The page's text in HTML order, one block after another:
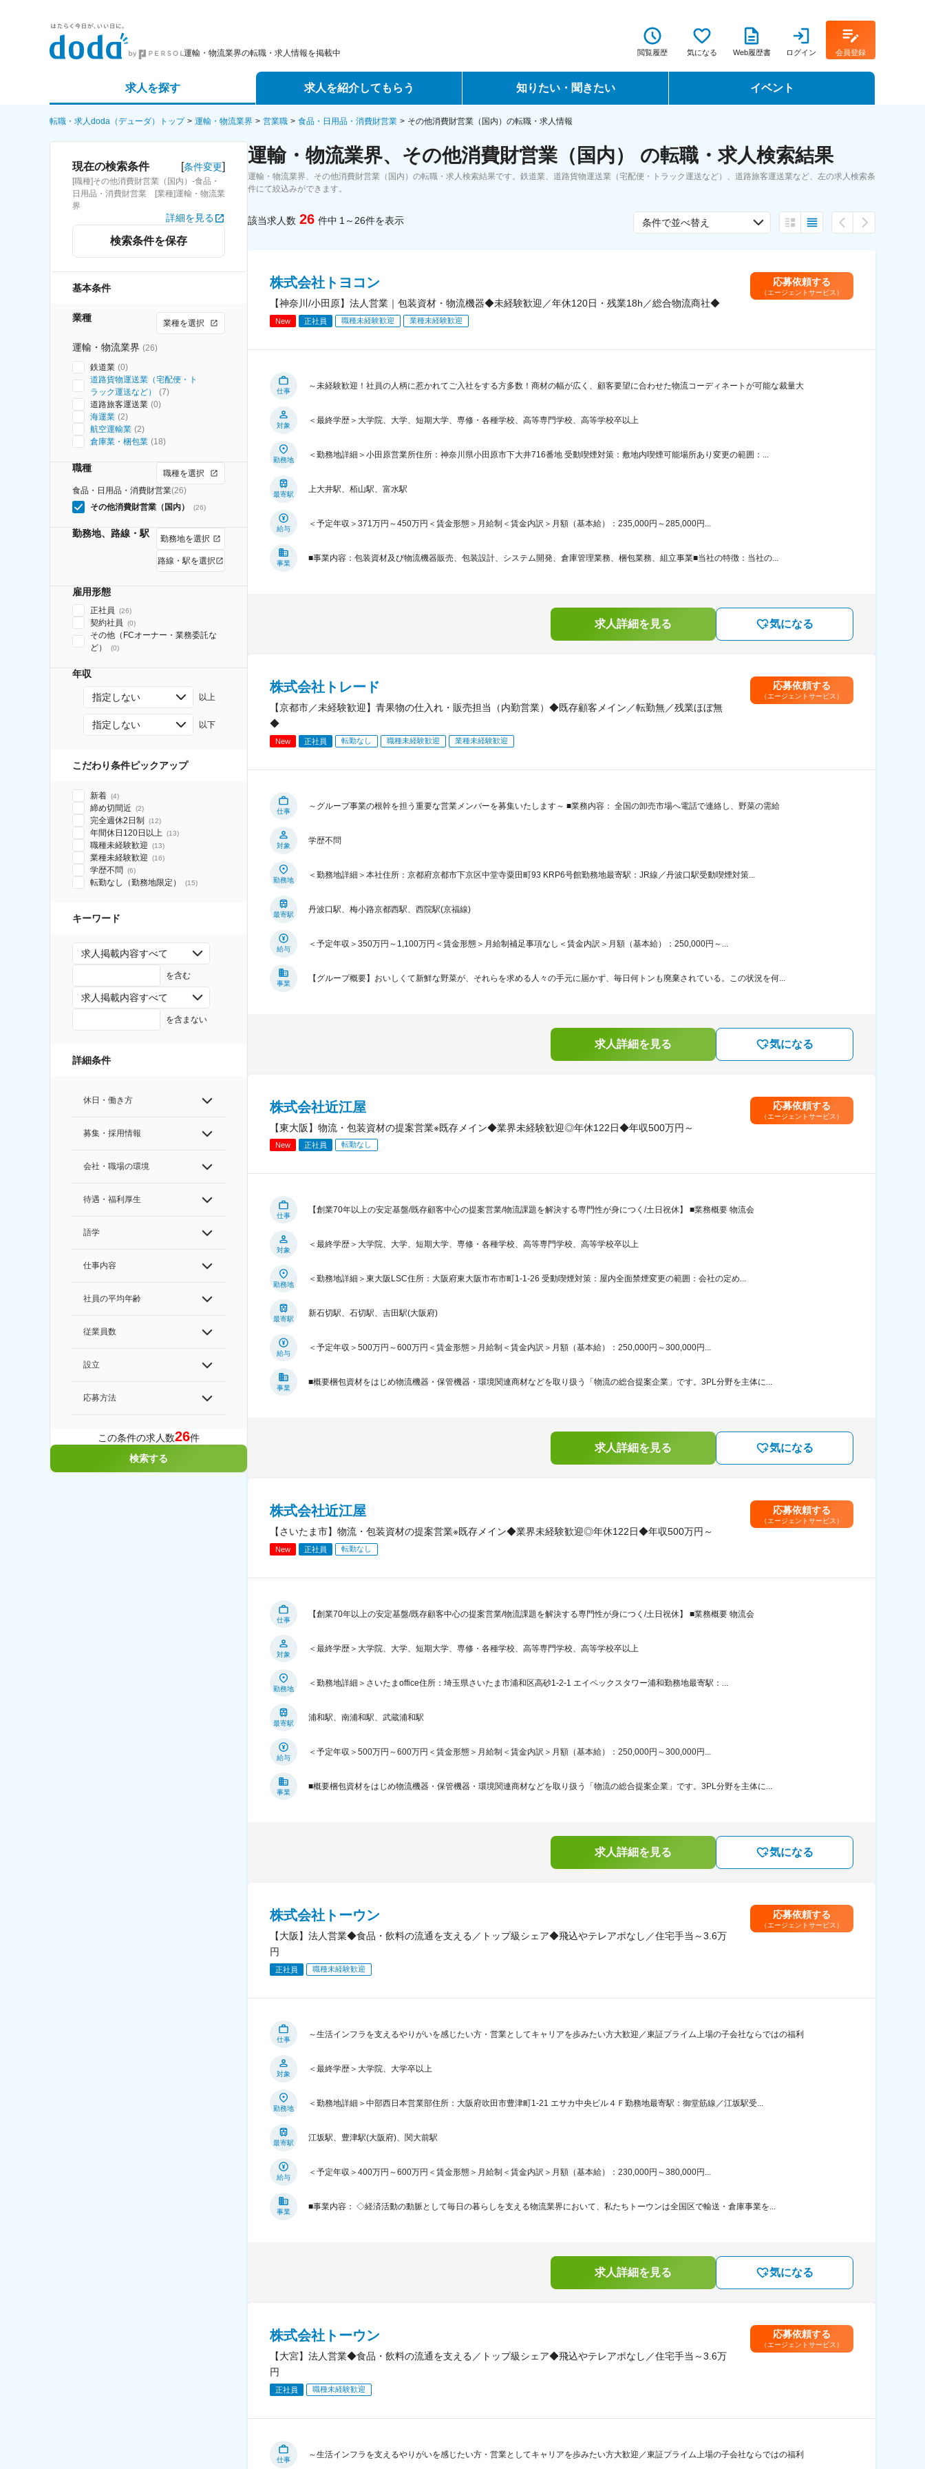
運輸・物流業界の転職・求人情報を掲載中 閲覧履歴 気になる Web履歴書 ログイン 会員登録
求人を探す
詳細条件から探す
求人特集から探す
求人を紹介してもらう
エージェントサービス
スカウトサービス
パートナーエージェントサービス
知りたい・聞きたい
転職ノウハウ
データで見る転職
イベント
転職フェア
転職・求人doda（デューダ）トップ 運輸・物流業界 営業職 食品・日用品・消費財営業 その他消費財営業（国内）の転職・求人情報
現在の検索条件 [条件変更]
[職種]その他消費財営業（国内）-食品・
日用品・消費財営業 [業種]運輸・物流業
界
詳細を見る
検索条件を保存
基本条件
業種 業種を選択
運輸・物流業界 (26)
鉄道業 (0)
道路貨物運送業（宅配便・ト
ラック運送など）
(7)
道路旅客運送業 (0)
海運業 (2)
航空運輸業 (2)
倉庫業・梱包業 (18)
職種
職種を選択
食品・日用品・消費財営業(26)
その他消費財営業（国内）
(26)
勤務地、路線・駅 勤務地を選択
路線・駅を選択
雇用形態
正社員 (26)
契約社員 (0)
その他（FCオーナー・業務委託な
ど）
(0)
年収
指定しない 以上
指定しない 以下
こだわり条件ピックアップ
新着 (4)
締め切間近 (2)
完全週休2日制 (12)
年間休日120日以上 (13)
職種未経験歓迎 (13)
業種未経験歓迎 (16)
学歴不問 (6)
転勤なし（勤務地限定） (15)
キーワード
求人掲載内容すべて
を含む
求人掲載内容すべて
を含まない
詳細条件
休日・働き方
募集・採用情報
会社・職場の環境
待遇・福利厚生
語学
仕事内容
社員の平均年齢
従業員数
設立
応募方法
この条件の求人数26件
検索する
運輸・物流業界、その他消費財営業（国内） の転職・求人検索結果
運輸・物流業界、その他消費財営業（国内）の転職・求人検索結果です。鉄道業、道路貨物運送業（宅配便・トラック運送など）、道路旅客運送業など、左の求人検索条
件にて絞込みができます。
該当求人数 26 件中 1～26件を表示 条件で並べ替え
株式会社トヨコン
【神奈川/小田原】法人営業｜包装資材・物流機器◆未経験歓迎／年休120日・残業18h／総合物流商社◆
New 正社員 職種未経験歓迎 業種未経験歓迎
応募依頼する
（エージェントサービス）
仕事
～未経験歓迎！社員の人柄に惹かれてご入社をする方多数！商材の幅が広く、顧客要望に合わせた物流コーディネートが可能な裁量大
対象
＜最終学歴＞大学院、大学、短期大学、専修・各種学校、高等専門学校、高等学校卒以上
勤務地
＜勤務地詳細＞小田原営業所住所：神奈川県小田原市下大井716番地 受動喫煙対策：敷地内喫煙可能場所あり変更の範囲：...
最寄駅
上大井駅、栢山駅、富水駅
給与
＜予定年収＞371万円～450万円＜賃金形態＞月給制＜賃金内訳＞月額（基本給）：235,000円～285,000円...
事業
■事業内容：包装資材及び物流機器販売、包装設計、システム開発、倉庫管理業務、梱包業務、組立事業■当社の特徴：当社の...
求人詳細を見る 気になる
株式会社トレード
【京都市／未経験歓迎】青果物の仕入れ・販売担当（内勤営業）◆既存顧客メイン／転勤無／残業ほぼ無
◆
New 正社員 転勤なし 職種未経験歓迎 業種未経験歓迎
応募依頼する
（エージェントサービス）
仕事
～グループ事業の根幹を担う重要な営業メンバーを募集いたします～ ■業務内容： 全国の卸売市場へ電話で連絡し、野菜の需給
対象
学歴不問
勤務地
＜勤務地詳細＞本社住所：京都府京都市下京区中堂寺粟田町93 KRP6号館勤務地最寄駅：JR線／丹波口駅受動喫煙対策...
最寄駅
丹波口駅、梅小路京都西駅、西院駅(京福線)
給与
＜予定年収＞350万円～1,100万円＜賃金形態＞月給制補足事項なし＜賃金内訳＞月額（基本給）：250,000円～...
事業
【グループ概要】おいしくて新鮮な野菜が、それらを求める人々の手元に届かず、毎日何トンも廃棄されている。この状況を何...
求人詳細を見る 気になる
株式会社近江屋
【東大阪】物流・包装資材の提案営業※既存メイン◆業界未経験歓迎◎年休122日◆年収500万円～
New 正社員 転勤なし
応募依頼する
（エージェントサービス）
仕事
【創業70年以上の安定基盤/既存顧客中心の提案営業/物流課題を解決する専門性が身につく/土日祝休】 ■業務概要 物流会
対象
＜最終学歴＞大学院、大学、短期大学、専修・各種学校、高等専門学校、高等学校卒以上
勤務地
＜勤務地詳細＞東大阪LSC住所：大阪府東大阪市布市町1-1-26 受動喫煙対策：屋内全面禁煙変更の範囲：会社の定め...
最寄駅
新石切駅、石切駅、吉田駅(大阪府)
給与
＜予定年収＞500万円～600万円＜賃金形態＞月給制＜賃金内訳＞月額（基本給）：250,000円～300,000円...
事業
■概要梱包資材をはじめ物流機器・保管機器・環境関連商材などを取り扱う「物流の総合提案企業」です。3PL分野を主体に...
求人詳細を見る 気になる
株式会社近江屋
【さいたま市】物流・包装資材の提案営業※既存メイン◆業界未経験歓迎◎年休122日◆年収500万円～
New 正社員 転勤なし
応募依頼する
（エージェントサービス）
仕事
【創業70年以上の安定基盤/既存顧客中心の提案営業/物流課題を解決する専門性が身につく/土日祝休】 ■業務概要 物流会
対象
＜最終学歴＞大学院、大学、短期大学、専修・各種学校、高等専門学校、高等学校卒以上
勤務地
＜勤務地詳細＞さいたまoffice住所：埼玉県さいたま市浦和区高砂1-2-1 エイペックスタワー浦和勤務地最寄駅：...
最寄駅
浦和駅、南浦和駅、武蔵浦和駅
給与
＜予定年収＞500万円～600万円＜賃金形態＞月給制＜賃金内訳＞月額（基本給）：250,000円～300,000円...
事業
■概要梱包資材をはじめ物流機器・保管機器・環境関連商材などを取り扱う「物流の総合提案企業」です。3PL分野を主体に...
求人詳細を見る 気になる
株式会社トーウン
【大阪】法人営業◆食品・飲料の流通を支える／トップ級シェア◆飛込やテレアポなし／住宅手当～3.6万
円
正社員 職種未経験歓迎
応募依頼する
（エージェントサービス）
仕事
～生活インフラを支えるやりがいを感じたい方・営業としてキャリアを歩みたい方大歓迎／東証プライム上場の子会社ならではの福利
対象
＜最終学歴＞大学院、大学卒以上
勤務地
＜勤務地詳細＞中部西日本営業部住所：大阪府吹田市豊津町1-21 エサカ中央ビル４Ｆ勤務地最寄駅：御堂筋線／江坂駅受...
最寄駅
江坂駅、豊津駅(大阪府)、関大前駅
給与
＜予定年収＞400万円～600万円＜賃金形態＞月給制＜賃金内訳＞月額（基本給）：230,000円～380,000円...
事業
■事業内容： ◇経済活動の動脈として毎日の暮らしを支える物流業界において、私たちトーウンは全国区で輸送・倉庫事業を...
求人詳細を見る 気になる
株式会社トーウン
【大宮】法人営業◆食品・飲料の流通を支える／トップ級シェア◆飛込やテレアポなし／住宅手当～3.6万
円
正社員 職種未経験歓迎
応募依頼する
（エージェントサービス）
仕事
～生活インフラを支えるやりがいを感じたい方・営業としてキャリアを歩みたい方大歓迎／東証プライム上場の子会社ならではの福利